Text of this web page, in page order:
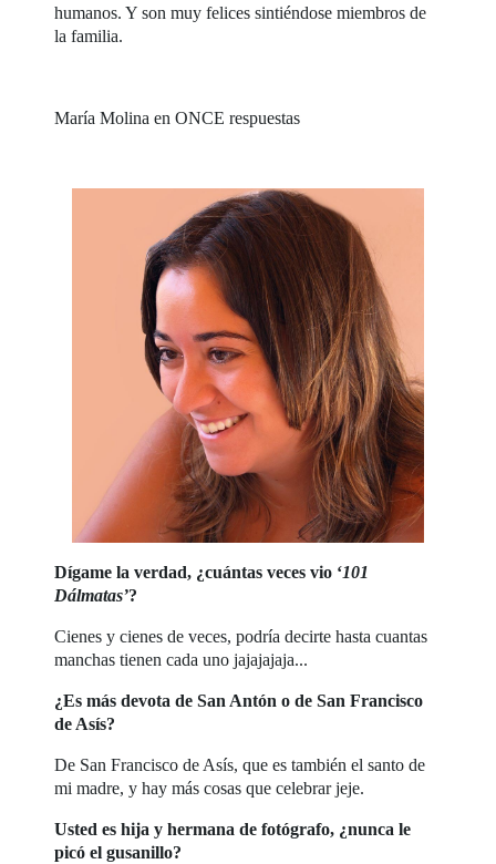
humanos. Y son muy felices sintiéndose miembros de
la familia.
María Molina en ONCE respuestas
Dígame la verdad, ¿cuántas veces vio ‘101
Dálmatas’?
Cienes y cienes de veces, podría decirte hasta cuantas
manchas tienen cada uno jajajajaja...
¿Es más devota de San Antón o de San Francisco
de Asís?
De San Francisco de Asís, que es también el santo de
mi madre, y hay más cosas que celebrar jeje.
Usted es hija y hermana de fotógrafo, ¿nunca le
picó el gusanillo?